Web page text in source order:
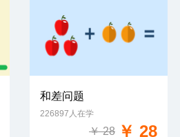
免费试学
和差问题
226897人在学
￥ 28 ￥ 28